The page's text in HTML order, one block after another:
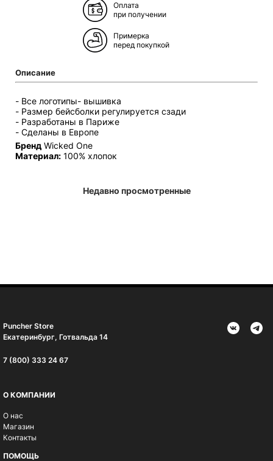
Оплата
при получении
Примерка
перед покупкой
Описание
- Все логотипы- вышивка
- Размер бейсболки регулируется сзади
- Разработаны в Париже
- Сделаны в Европе
Бренд Wicked One
Материал: 100% хлопок
Недавно просмотренные
Puncher Store
Екатеринбург, Готвальда 14
7 (800) 333 24 67
О КОМПАНИИ
О нас
Магазин
Контакты
ПОМОЩЬ